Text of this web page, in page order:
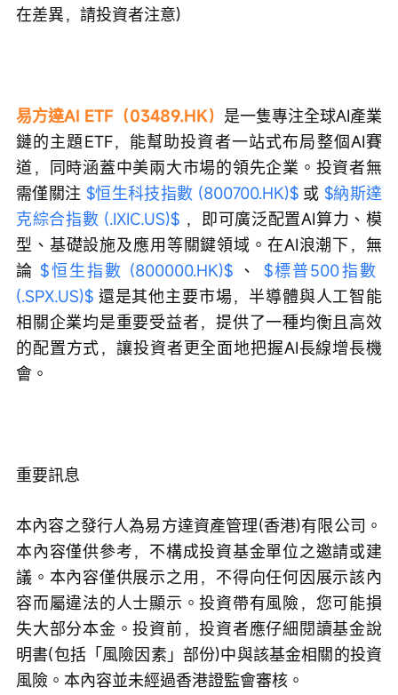
在差異，請投資者注意)
易方達AI ETF（03489.HK） 是一隻專注全球AI產業
鏈的主題ETF，能幫助投資者一站式布局整個AI賽
道，同時涵蓋中美兩大市場的領先企業。投資者無
需僅關注 $恒生科技指數 (800700.HK)$ 或 $納斯達
克綜合指數 (.IXIC.US)$ ，即可廣泛配置AI算力、模
型、基礎設施及應用等關鍵領域。在AI浪潮下，無
論 $恒生指數 (800000.HK)$ 、 $標普500指數
(.SPX.US)$ 還是其他主要市場，半導體與人工智能
相關企業均是重要受益者，提供了一種均衡且高效
的配置方式，讓投資者更全面地把握AI長線增長機
會。
重要訊息
本內容之發行人為易方達資產管理(香港)有限公司。
本內容僅供參考，不構成投資基金單位之邀請或建
議。本內容僅供展示之用，不得向任何因展示該內
容而屬違法的人士顯示。投資帶有風險，您可能損
失大部分本金。投資前，投資者應仔細閱讀基金說
明書(包括「風險因素」部份)中與該基金相關的投資
風險。本內容並未經過香港證監會審核。